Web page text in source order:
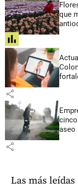
que
share
share
aseo
share
Las más leídas